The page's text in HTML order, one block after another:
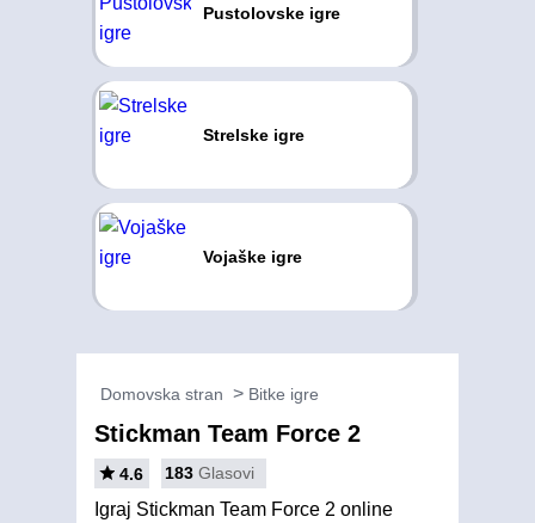
Pustolovske igre
Strelske igre
Vojaške igre
Domovska stran Bitke igre
Stickman Team Force 2
4.6 183 Glasovi
Igraj Stickman Team Force 2 online